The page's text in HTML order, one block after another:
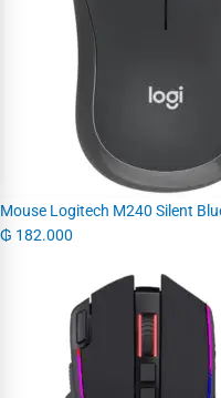
Mouse Logitech M240 Silent
₲ 182.000